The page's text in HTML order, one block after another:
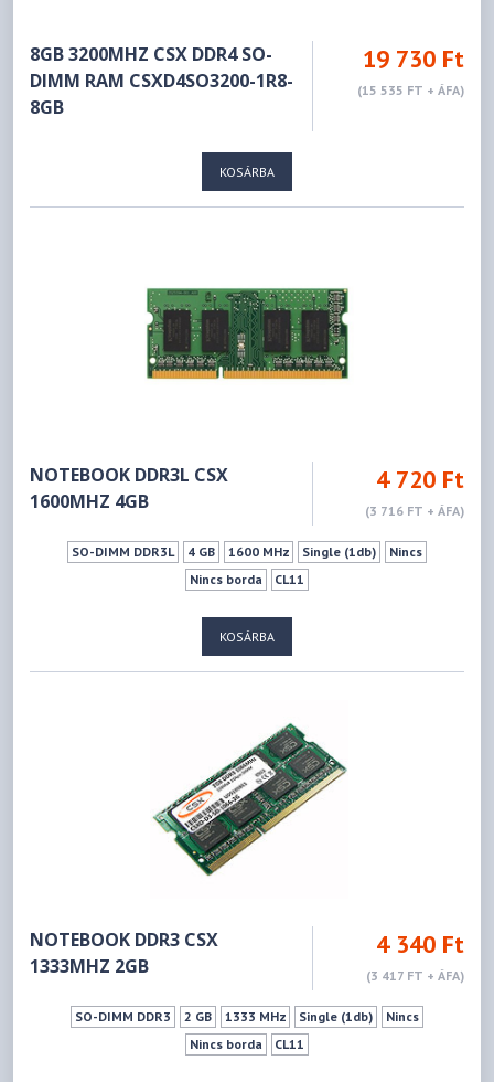
8GB 3200MHZ CSX DDR4 SO-
DIMM RAM CSXD4SO3200-1R8-
8GB
19 730 Ft
(15 535 FT + ÁFA)
KOSÁRBA
NOTEBOOK DDR3L CSX
1600MHZ 4GB
4 720 Ft
(3 716 FT + ÁFA)
SO-DIMM DDR3L 4 GB 1600 MHz Single (1db)
Nincs
Nincs borda
CL11
KOSÁRBA
NOTEBOOK DDR3 CSX
1333MHZ 2GB
4 340 Ft
(3 417 FT + ÁFA)
SO-DIMM DDR3 2 GB 1333 MHz Single (1db)
Nincs
Nincs borda
CL11